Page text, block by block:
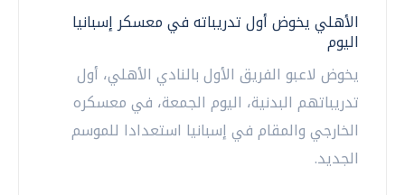
الأهلي يخوض أول تدريباته في معسكر إسبانيا
اليوم
يخوض لاعبو الفريق الأول بالنادي الأهلي، أول
تدريباتهم البدنية، اليوم الجمعة، في معسكره
الخارجي والمقام في إسبانيا استعدادا للموسم
الجديد.